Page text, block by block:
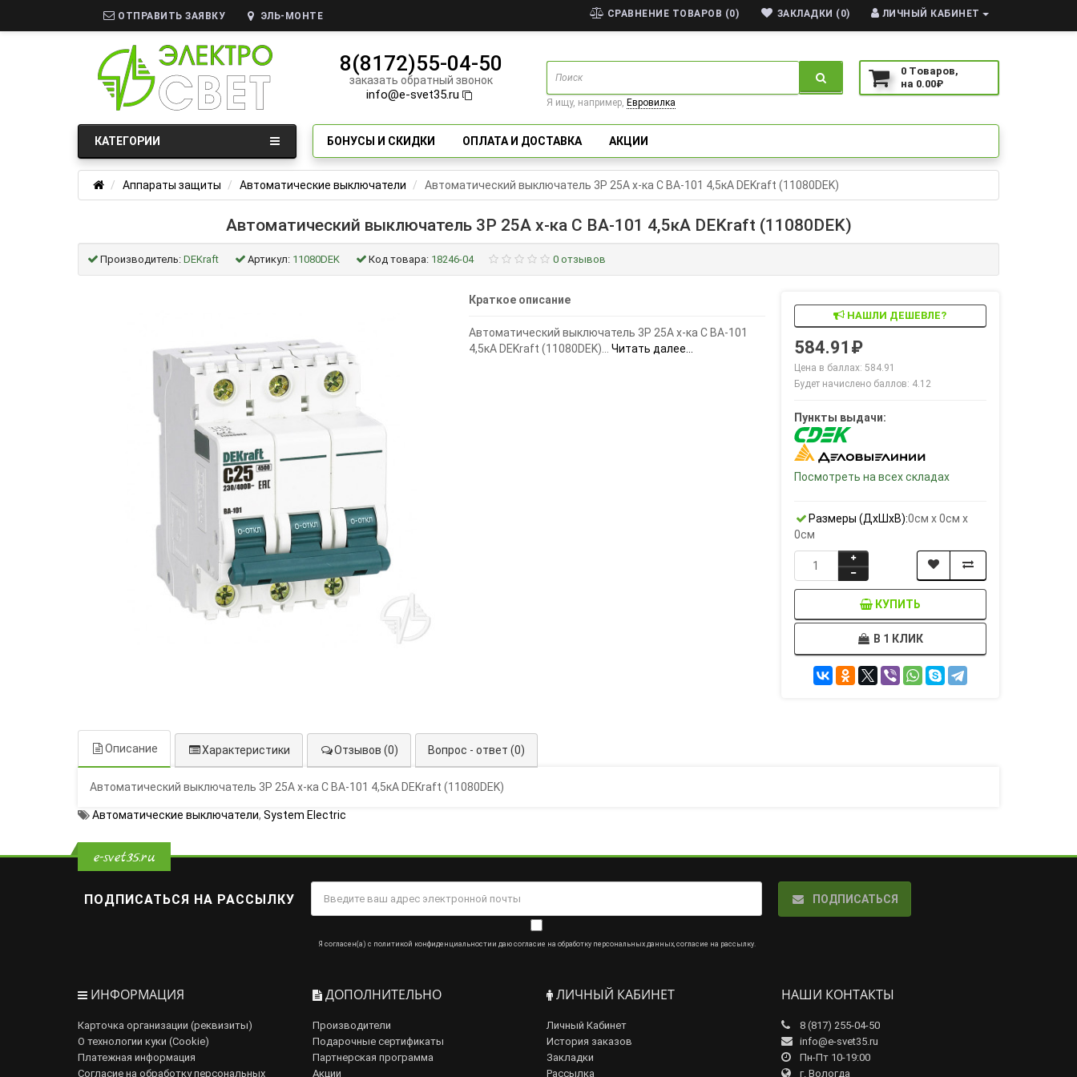
ОТПРАВИТЬ ЗАЯВКУ ЭЛЬ-МОНТЕ ЛИЧНЫЙ КАБИНЕТ
ЗАКЛАДКИ (0)
СРАВНЕНИЕ ТОВАРОВ (0)
8(8172)55-04-50
заказать обратный звонок
info@e-svet35.ru
0 Tоваров,
на 0.00₽
Я ищу, например, Евровилка
БОНУСЫ И СКИДКИ ОПЛАТА И ДОСТАВКА АКЦИИ
КАТЕГОРИИ
Аппараты защиты Автоматические выключатели Автоматический выключатель 3Р 25А х-ка C ВА-101 4,5кА DEKraft (11080DEK)
Автоматический выключатель 3Р 25А х-ка C ВА-101 4,5кА DEKraft (11080DEK)
Производитель: DEKraft Артикул: 11080DEK Код товара: 18246-04 0 отзывов
Краткое описание
Автоматический выключатель 3Р 25А х-ка C ВА-101
4,5кА DEKraft (11080DEK)... Читать далее...
НАШЛИ ДЕШЕВЛЕ?
584.91₽
Цена в баллах: 584.91
Будет начислено баллов: 4.12
Пункты выдачи:
Посмотреть на всех складах
Размеры (ДxШxВ):0см x 0см x
0см
КУПИТЬ
В 1 КЛИК
Описание Характеристики Отзывов (0) Вопрос - ответ (0)
Автоматический выключатель 3Р 25А х-ка C ВА-101 4,5кА DEKraft (11080DEK)
Автоматические выключатели, System Electric
e-svet35.ru
ПОДПИСАТЬСЯ НА РАССЫЛКУ
Я согласен(а) с политикой конфиденциальности и даю согласие на обработку персональных данных, согласие на рассылку.
ПОДПИСАТЬСЯ
ИНФОРМАЦИЯ
Карточка организации (реквизиты)
О технологии куки (Cookie)
Платежная информация
Согласие на обработку персональных
ДОПОЛНИТЕЛЬНО
Производители
Подарочные сертификаты
Партнерская программа
Акции
ЛИЧНЫЙ КАБИНЕТ
Личный Кабинет
История заказов
Закладки
Рассылка
НАШИ КОНТАКТЫ
8 (817) 255-04-50
info@e-svet35.ru
Пн-Пт 10-19:00
г. Вологда